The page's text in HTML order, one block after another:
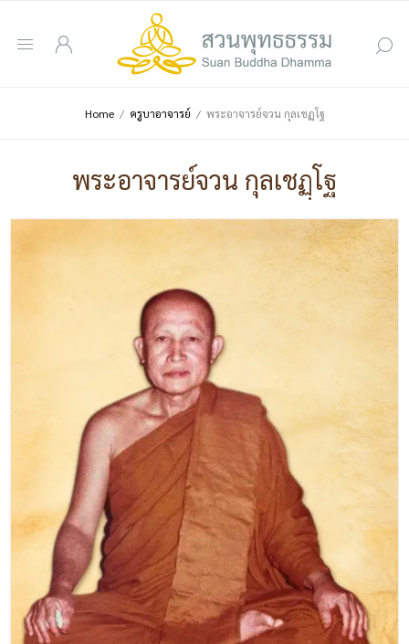
Home / ครูบาอาจารย์ / พระอาจารย์จวน กุลเชฏฺโฐ
พระอาจารย์จวน กุลเชฏฺโฐ